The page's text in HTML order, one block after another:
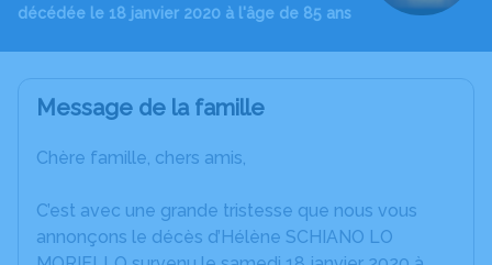
décédée le 18 janvier 2020 à l'âge de 85 ans
Message de la famille
Chère famille, chers amis,
C’est avec une grande tristesse que nous vous
annonçons le décès d’Hélène SCHIANO LO